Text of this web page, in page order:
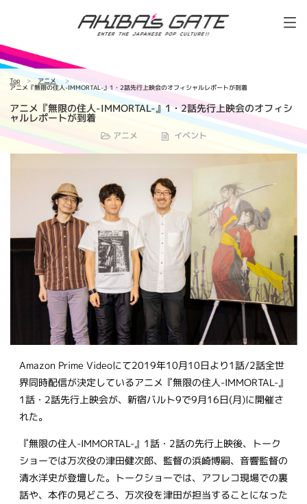
Top アニメ
アニメ『無限の住人-IMMORTAL-』1・2話先行上映会のオフィシャルレポートが到着
アニメ『無限の住人-IMMORTAL-』1・2話先行上映会のオフィシ
ャルレポートが到着
アニメ イベント
Amazon Prime Videoにて2019年10月10日より1話/2話全世
界同時配信が決定しているアニメ『無限の住人-IMMORTAL-』
1話・2話先行上映会が、新宿バルト9で9月16日(月)に開催さ
れた。
『無限の住人-IMMORTAL-』1話・2話の先行上映後、トーク
ショーでは万次役の津田健次郎、監督の浜崎博嗣、音響監督の
清水洋史が登壇した。トークショーでは、アフレコ現場での裏
話や、本作の見どころ、万次役を津田が担当することになった